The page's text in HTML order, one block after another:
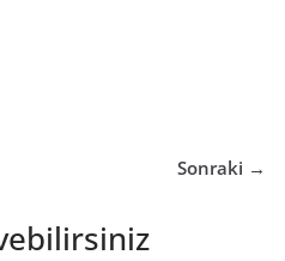
Sonraki →